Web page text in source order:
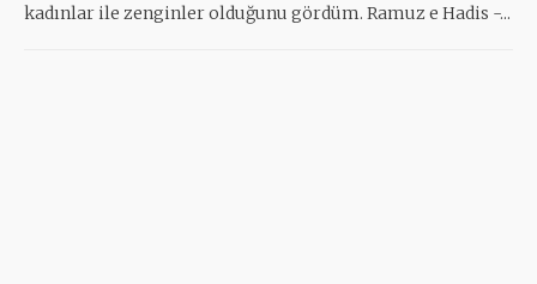
kadınlar ile zenginler olduğunu gördüm. Ramuz e Hadis -...